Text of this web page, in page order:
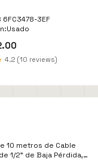
6FC3478-3EF
4.2 (10 reviews)
10 metros de Cable
1/2" de Baja Pérdida,